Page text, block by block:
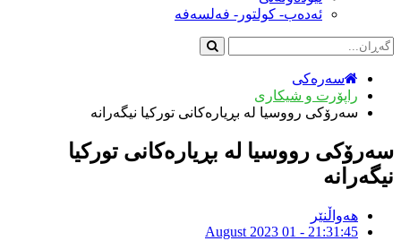
ئەدەب- کولتور- فەلسەفە
سەرەکی
راپۆرت و شیکاری
سەرۆكی رووسیا لە بڕیارەكانی توركیا نیگەرانە
سەرۆكی رووسیا لە بڕیارەكانی توركیا
نیگەرانە
هەواڵنێر
August 2023 01 - 21:31:45